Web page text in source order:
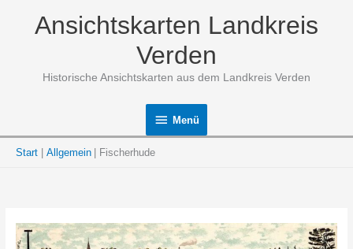
Ansichtskarten Landkreis
Verden
Historische Ansichtskarten aus dem Landkreis Verden
Menü
Menü
Start Allgemein Fischerhude